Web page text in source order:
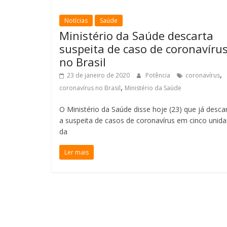
Notícias Saúde
Ministério da Saúde descarta
suspeita de caso de coronavírus
no Brasil
23 de janeiro de 2020 Potência coronavírus,
coronavírus no Brasil, Ministério da Saúde
O Ministério da Saúde disse hoje (23) que já
a suspeita de casos de coronavírus em cinco
da
Ler mais